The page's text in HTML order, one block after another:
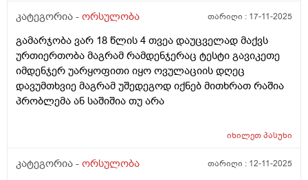
კატეგორია - ორსულობა თარიღი : 17-11-2025
გამარჯობა ვარ 18 წლის 4 თვეა დაუცველად მაქვს
ურთიერთობა მაგრამ რამდენჯერაც ტესტი გავიკეთე
იმდენჯერ უარყოფითი იყო ოვულაციის დღეც
დავუმთხვიე მაგრამ უშედეგოდ იქნებ მითხრათ რაშია
პრობლემა ან საშიშია თუ არა
იხილეთპასუხი
კატეგორია - ორსულობა თარიღი : 12-11-2025